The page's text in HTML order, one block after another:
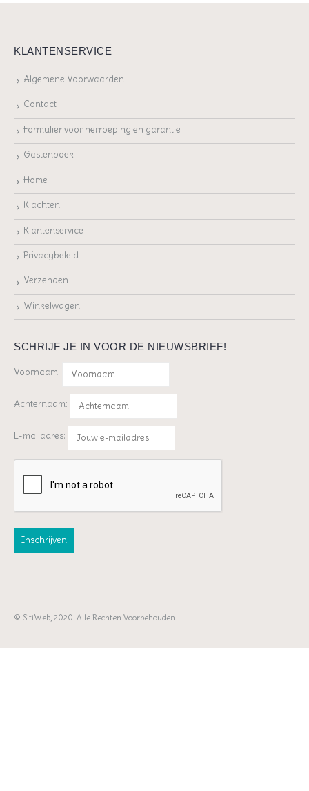
KLANTENSERVICE
Algemene Voorwaarden
Contact
Formulier voor herroeping en garantie
Gastenboek
Home
Klachten
Klantenservice
Privacybeleid
Verzenden
Winkelwagen
SCHRIJF JE IN VOOR DE NIEUWSBRIEF!
Voornaam:
Achternaam:
E-mailadres:
© SitiWeb, 2020. Alle Rechten Voorbehouden.